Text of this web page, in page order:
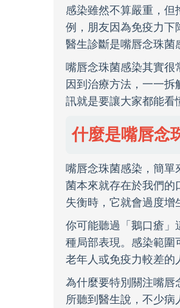
感染雖然不算嚴重，
例，朋友因為免疫力下
醫生診斷是嘴唇念珠菌
嘴唇念珠菌感染其實很
因到治療方法，一一
訊就是要讓大家都能看
什麼是嘴唇念
嘴唇念珠菌感染，簡單
菌本來就存在於我們的
失衡時，它就會過度增
你可能聽過「鵝口瘡」
種局部表現。感染範圍
老年人或免疫力較差的
為什麼要特別關注嘴唇
所聽到醫生說，不少病